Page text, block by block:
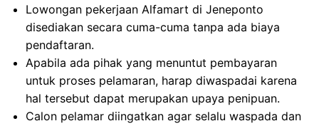
Lowongan pekerjaan Alfamart di Jeneponto
disediakan secara cuma-cuma tanpa ada biaya
pendaftaran.
Apabila ada pihak yang menuntut pembayaran
untuk proses pelamaran, harap diwaspadai karena
hal tersebut dapat merupakan upaya penipuan.
Calon pelamar diingatkan agar selalu waspada dan